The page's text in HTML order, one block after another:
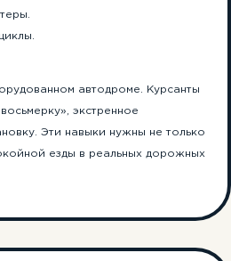
автодроме. Курсанты
экстренное
Эти навыки нужны не только
езды в реальных дорожных